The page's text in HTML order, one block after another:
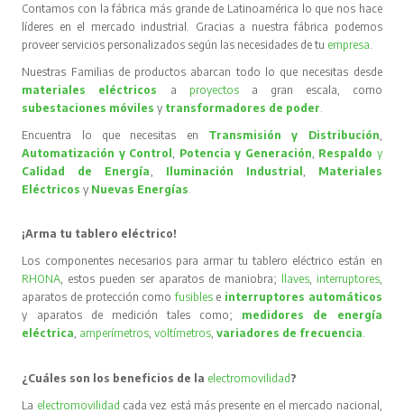
Contamos con la fábrica más grande de Latinoamérica lo que nos hace
líderes en el mercado industrial. Gracias a nuestra fábrica podemos
proveer servicios personalizados según las necesidades de tu empresa
Nuestras Familias de productos abarcan todo lo que necesitas desde
materiales eléctricos
a proyectos
a gran escala, como
subestaciones móvilesy transformadores de poder
Encuentra lo que necesitas en Transmisión y Distribución
Automatización y Control
Potencia y Generación Respaldo y
Calidad de Energía
Iluminación Industrial
Materiales
Eléctricos y Nuevas Energías
¡Arma tu tablero eléctrico!
Los componentes necesarios para armar tu tablero eléctrico están en
RHONA , estos pueden ser aparatos de maniobra; llaves, interruptores,
aparatos de protección comofusibles e interruptores automáticos
y aparatos de medición tales como; medidores de energía
eléctrica amperímetros ,voltímetros ,variadores de frecuencia
¿Cuáles son los beneficios de la electromovilidad?
La electromovilidad cada vez está más presente en el mercado nacional,